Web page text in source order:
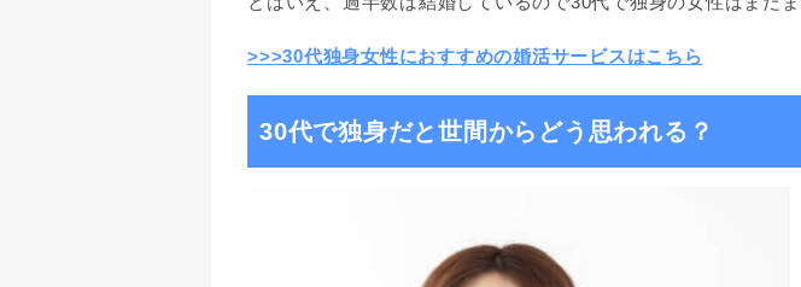
>>>30代独身女性におすすめの婚活サービスはこちら
30代で独身だと世間からどう思われる？